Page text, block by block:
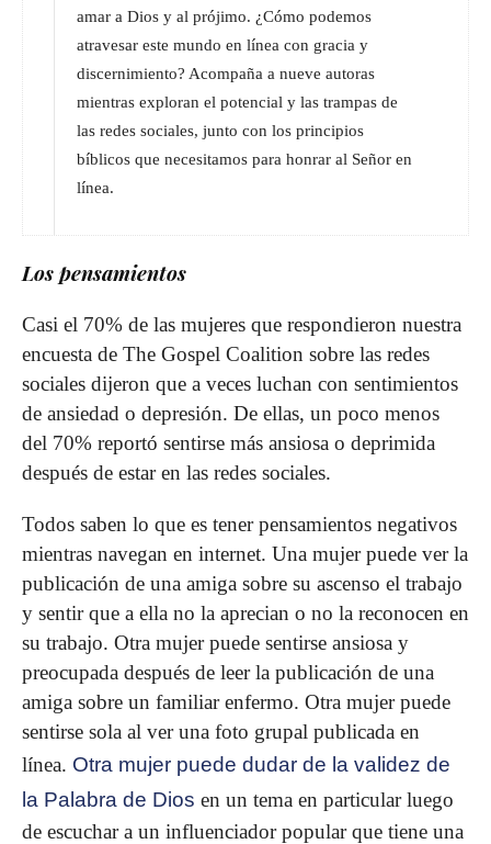
amar a Dios y al prójimo. ¿Cómo podemos
atravesar este mundo en línea con gracia y
discernimiento? Acompaña a nueve autoras
mientras exploran el potencial y las trampas de
las redes sociales, junto con los principios
bíblicos que necesitamos para honrar al Señor en
línea.
Los pensamientos
Casi el 70% de las mujeres que respondieron nuestra
encuesta de The Gospel Coalition sobre las redes
sociales dijeron que a veces luchan con sentimientos
de ansiedad o depresión. De ellas, un poco menos
del 70% reportó sentirse más ansiosa o deprimida
después de estar en las redes sociales.
Todos saben lo que es tener pensamientos negativos
mientras navegan en internet. Una mujer puede ver la
publicación de una amiga sobre su ascenso el trabajo
y sentir que a ella no la aprecian o no la reconocen en
su trabajo. Otra mujer puede sentirse ansiosa y
preocupada después de leer la publicación de una
amiga sobre un familiar enfermo. Otra mujer puede
sentirse sola al ver una foto grupal publicada en
línea. Otra mujer puede dudar de la validez de
la Palabra de Dios en un tema en particular luego
de escuchar a un influenciador popular que tiene una